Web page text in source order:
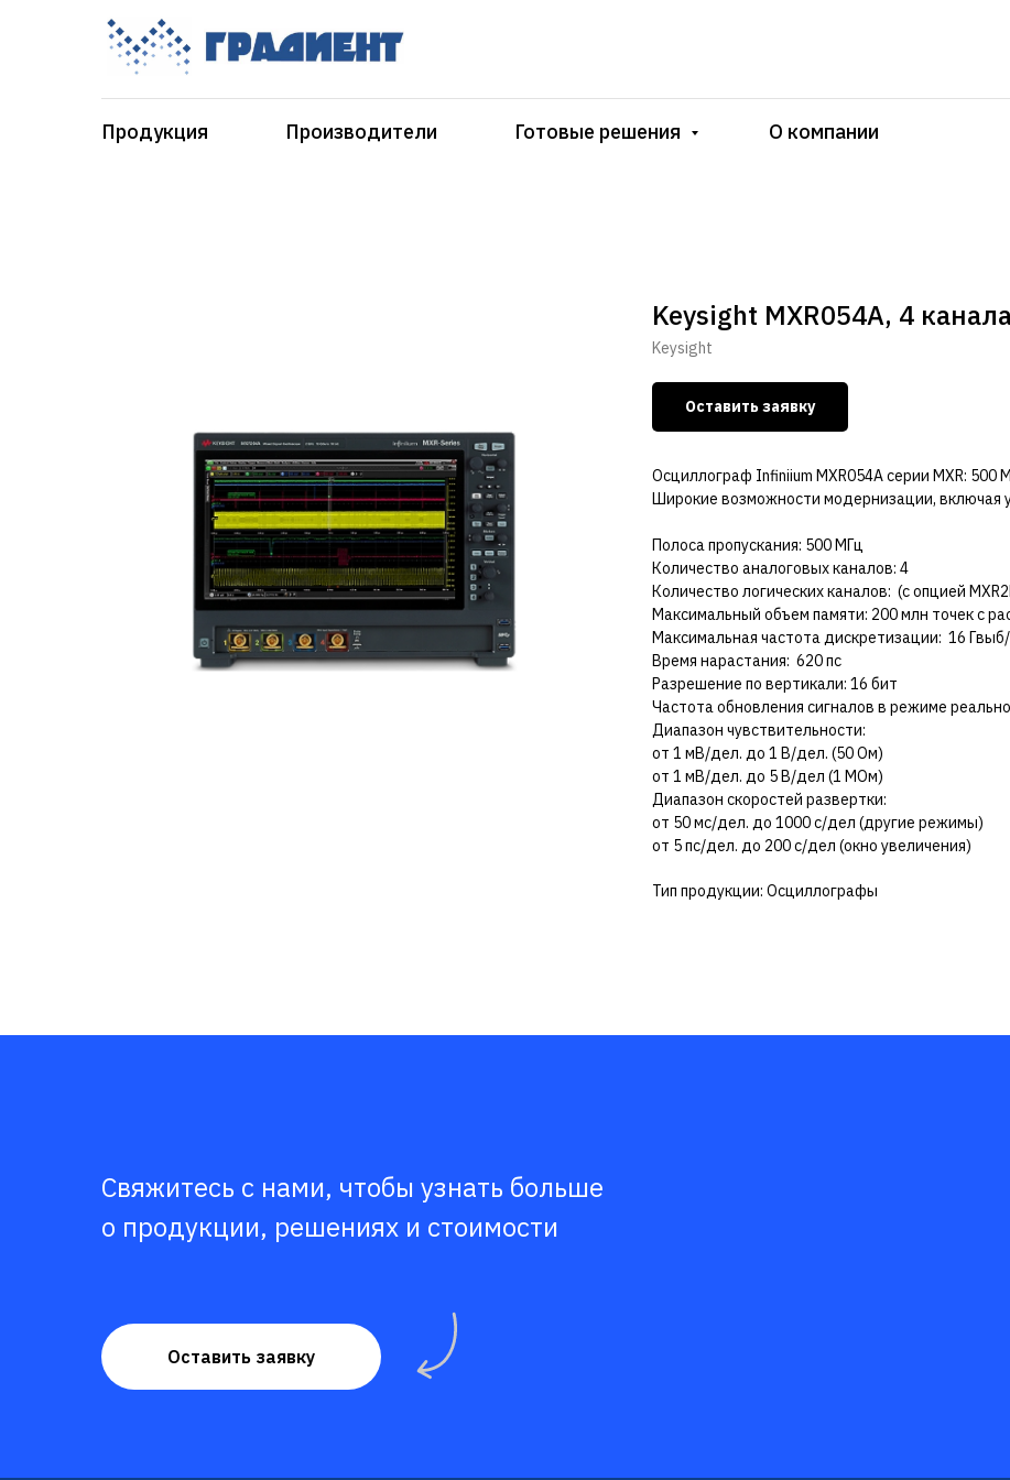
Продукция Производители Готовые решения О компании
Keysight MXR054A, 4
Keysight
Оставить заявку
Осциллограф Infiniium MXR054A серии MXR: 500
Широкие возможности модернизации, включая
Полоса пропускания: 500 МГц
Количество аналоговых каналов: 4
Количество логических каналов: (с опцией
Максимальный объем памяти: 200 млн точек с
Максимальная частота дискретизации: 16
Время нарастания: 620 пс
Разрешение по вертикали: 16 бит
Частота обновления сигналов в режиме
Диапазон чувствительности:
от 1 мВ/дел. до 1 В/дел. (50 Ом)
от 1 мВ/дел. до 5 В/дел (1 МОм)
Диапазон скоростей развертки:
от 50 мс/дел. до 1000 с/дел (другие режимы)
от 5 пс/дел. до 200 с/дел (окно увеличения)
Тип продукции: Осциллографы
Свяжитесь с нами, чтобы узнать больше
о продукции, решениях и стоимости
Оставить заявку